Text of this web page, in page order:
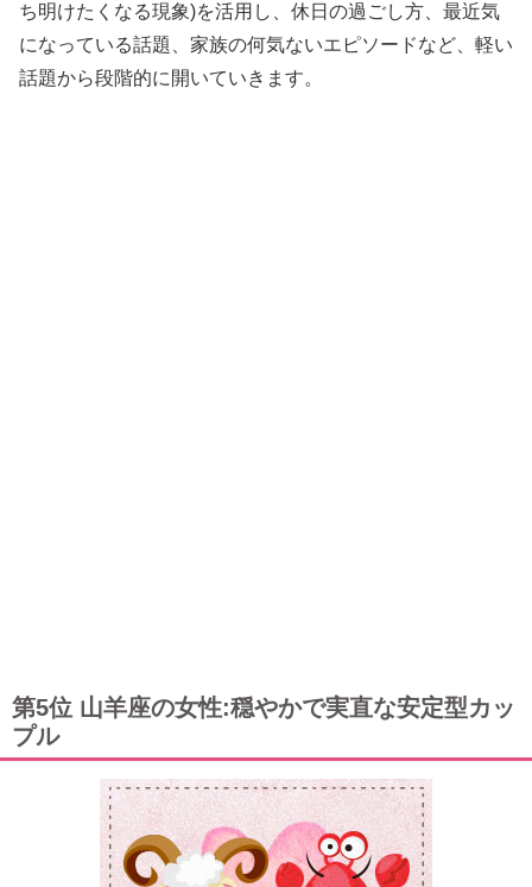
ち明けたくなる現象)を活用し、休日の過ごし方、最近気
になっている話題、家族の何気ないエピソードなど、軽い
話題から段階的に開いていきます。
第5位 山羊座の女性:穏やかで実直な安定型カッ
プル